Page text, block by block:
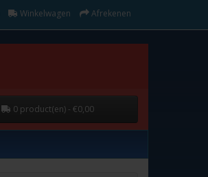
Winkelwagen Afrekenen
0 product(en) - €0,00